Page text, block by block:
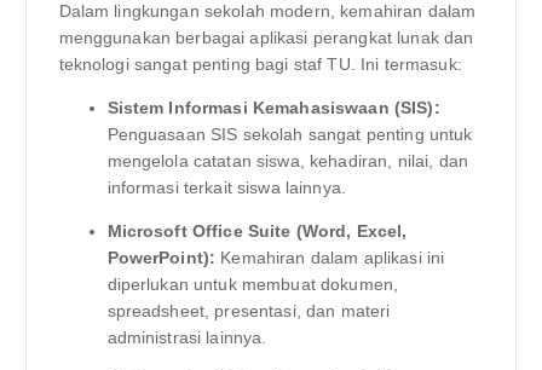
Dalam lingkungan sekolah modern, kemahiran dalam
menggunakan berbagai aplikasi perangkat lunak dan
teknologi sangat penting bagi staf TU. Ini termasuk:
Sistem Informasi Kemahasiswaan (SIS):
Penguasaan SIS sekolah sangat penting untuk
mengelola catatan siswa, kehadiran, nilai, dan
informasi terkait siswa lainnya.
Microsoft Office Suite (Word, Excel,
PowerPoint): Kemahiran dalam aplikasi ini
diperlukan untuk membuat dokumen,
spreadsheet, presentasi, dan materi
administrasi lainnya.